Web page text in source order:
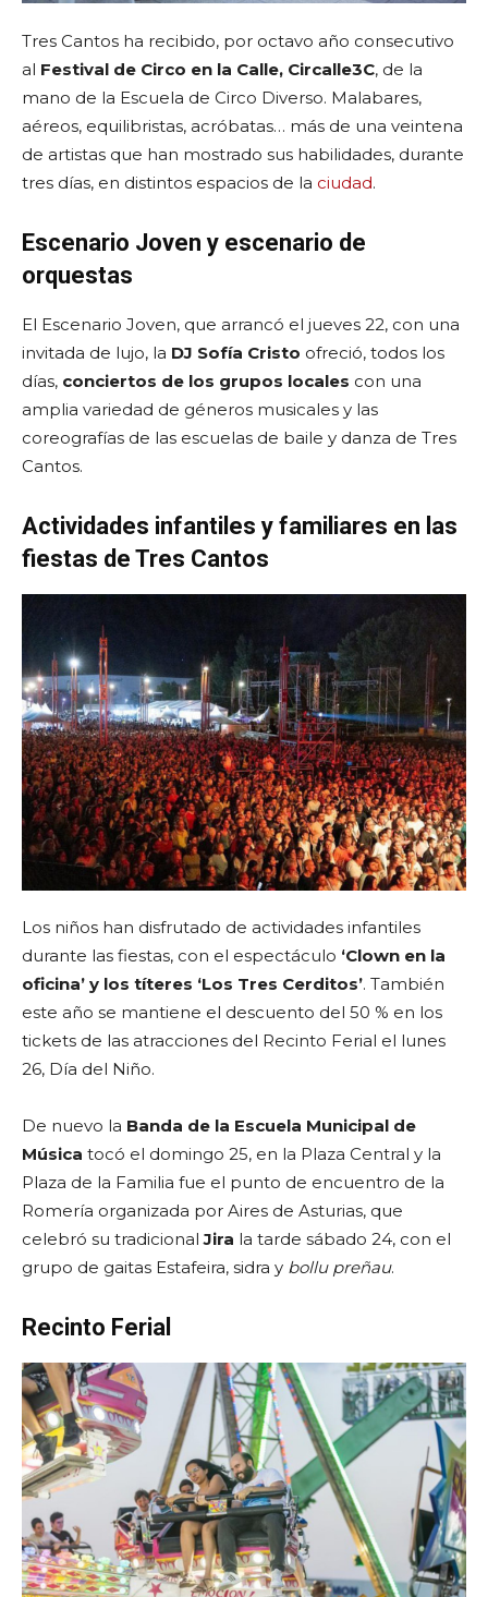
Tres Cantos ha recibido, por octavo año consecutivo
al Festival de Circo en la Calle, Circalle3C, de la
mano de la Escuela de Circo Diverso. Malabares,
aéreos, equilibristas, acróbatas… más de una veintena
de artistas que han mostrado sus habilidades, durante
tres días, en distintos espacios de la ciudad.
Escenario Joven y escenario de
orquestas
El Escenario Joven, que arrancó el jueves 22, con una
invitada de lujo, la DJ Sofía Cristo ofreció, todos los
días, conciertos de los grupos locales con una
amplia variedad de géneros musicales y las
coreografías de las escuelas de baile y danza de Tres
Cantos.
Actividades infantiles y familiares en las
fiestas de Tres Cantos
Los niños han disfrutado de actividades infantiles
durante las fiestas, con el espectáculo ‘Clown en la
oficina’ y los títeres ‘Los Tres Cerditos’. También
este año se mantiene el descuento del 50 % en los
tickets de las atracciones del Recinto Ferial el lunes
26, Día del Niño.
De nuevo la Banda de la Escuela Municipal de
Música tocó el domingo 25, en la Plaza Central y la
Plaza de la Familia fue el punto de encuentro de la
Romería organizada por Aires de Asturias, que
celebró su tradicionalJira la tarde sábado 24, con el
grupo de gaitas Estafeira, sidra y bollu preñau.
Recinto Ferial